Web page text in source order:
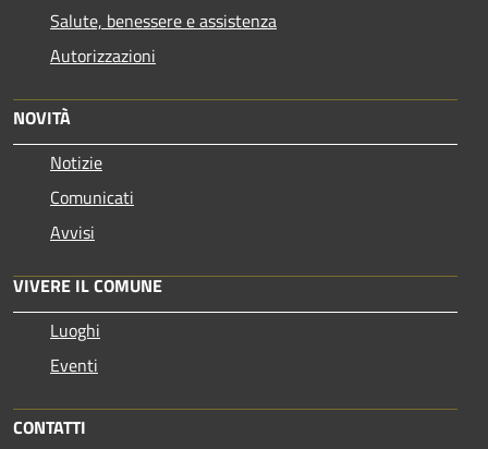
Salute, benessere e assistenza
Autorizzazioni
NOVITÀ
Notizie
Comunicati
Avvisi
VIVERE IL COMUNE
Luoghi
Eventi
CONTATTI